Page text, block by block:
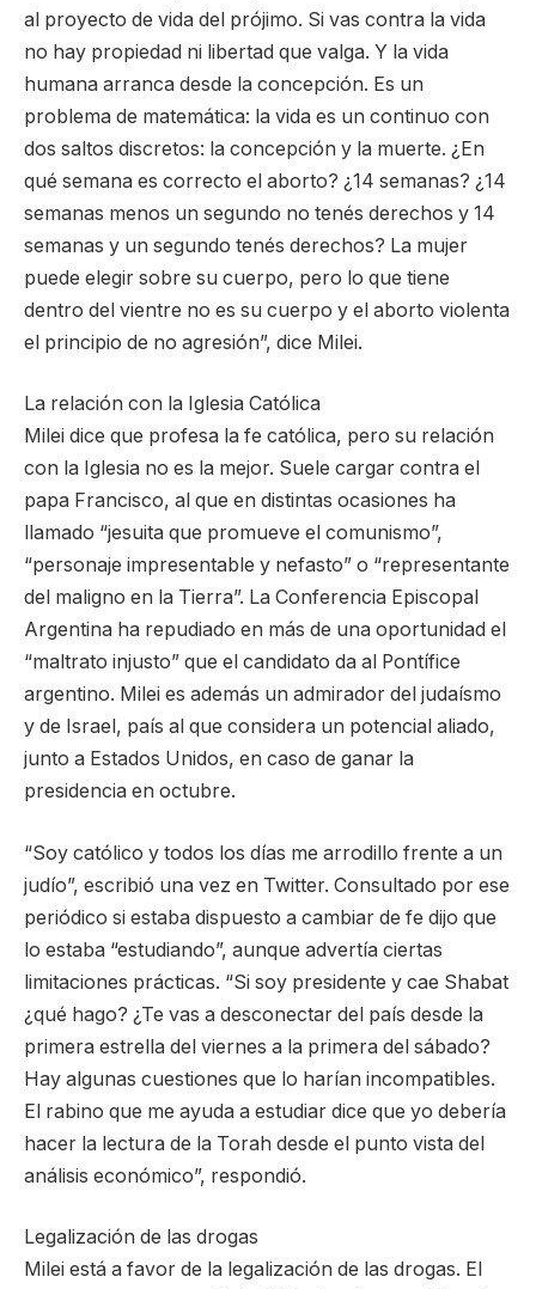
al proyecto de vida del prójimo. Si vas contra la vida
no hay propiedad ni libertad que valga. Y la vida
humana arranca desde la concepción. Es un
problema de matemática: la vida es un continuo con
dos saltos discretos: la concepción y la muerte. ¿En
qué semana es correcto el aborto? ¿14 semanas? ¿14
semanas menos un segundo no tenés derechos y 14
semanas y un segundo tenés derechos? La mujer
puede elegir sobre su cuerpo, pero lo que tiene
dentro del vientre no es su cuerpo y el aborto violenta
el principio de no agresión”, dice Milei.
La relación con la Iglesia Católica
Milei dice que profesa la fe católica, pero su relación
con la Iglesia no es la mejor. Suele cargar contra el
papa Francisco, al que en distintas ocasiones ha
llamado “jesuita que promueve el comunismo”,
“personaje impresentable y nefasto” o “representante
del maligno en la Tierra”. La Conferencia Episcopal
Argentina ha repudiado en más de una oportunidad el
“maltrato injusto” que el candidato da al Pontífice
argentino. Milei es además un admirador del judaísmo
y de Israel, país al que considera un potencial aliado,
junto a Estados Unidos, en caso de ganar la
presidencia en octubre.
“Soy católico y todos los días me arrodillo frente a un
judío”, escribió una vez en Twitter. Consultado por ese
periódico si estaba dispuesto a cambiar de fe dijo que
lo estaba “estudiando”, aunque advertía ciertas
limitaciones prácticas. “Si soy presidente y cae Shabat
¿qué hago? ¿Te vas a desconectar del país desde la
primera estrella del viernes a la primera del sábado?
Hay algunas cuestiones que lo harían incompatibles.
El rabino que me ayuda a estudiar dice que yo debería
hacer la lectura de la Torah desde el punto vista del
análisis económico”, respondió.
Legalización de las drogas
Milei está a favor de la legalización de las drogas. El